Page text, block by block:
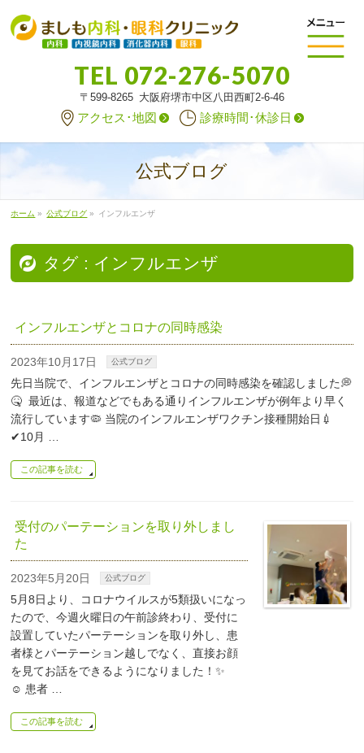
TEL 072-276-5070
〒599-8265 大阪府堺市中区八田西町2-6-46
アクセス･地図 診療時間･休診日
公式ブログ
ホーム » 公式ブログ » インフルエンザ
タグ : インフルエンザ
インフルエンザとコロナの同時感染
2023年10月17日 公式ブログ
先日当院で、インフルエンザとコロナの同時感染を確認しました💭
🤒 最近は、報道などでもある通りインフルエンザが例年より早く
流行しています🦠 当院のインフルエンザワクチン接種開始日💉
✔︎10月 …
この記事を読む
受付のパーテーションを取り外しまし
た
2023年5月20日 公式ブログ
5月8日より、コロナウイルスが5類扱いになっ
たので、今週火曜日の午前診終わり、受付に
設置していたパーテーションを取り外し、患
者様とパーテーション越しでなく、直接お顔
を見てお話をできるようになりました！✨
☺ 患者 …
この記事を読む